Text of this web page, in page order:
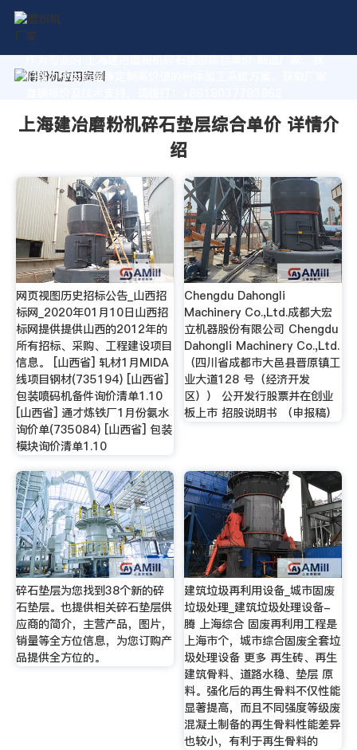
作为专业的 上海建冶磨粉机碎石垫层综合单价 制造厂家，我
们致力于为您量身定制高价值的粉体加工系统方案。获取厂家
上海建冶磨粉机碎石垫层综合单价 详情介
绍
网页视图历史招标公告_山西招
标网_2020年01月10日山西招
标网提供提供山西的2012年的
所有招标、采购、工程建设项目
信息。 [山西省] 轧材1月MIDA
线项目钢材(735194) [山西省]
包装喷码机备件询价清单1.10
[山西省] 通才炼铁厂1月份氨水
询价单(735084) [山西省] 包装
模块询价清单1.10
Chengdu Dahongli
Machinery Co.,Ltd.成都大宏
立机器股份有限公司 Chengdu
Dahongli Machinery Co.,Ltd.
（四川省成都市大邑县晋原镇工
业大道128 号（经济开发
区）） 公开发行股票并在创业
板上市 招股说明书 （申报稿）
碎石垫层为您找到38个新的碎
石垫层。也提供相关碎石垫层供
应商的简介，主营产品，图片，
销量等全方位信息，为您订购产
品提供全方位的。
建筑垃圾再利用设备_城市固废
垃圾处理_建筑垃圾处理设备-
腾 上海综合 固废再利用工程是
上海市个，城市综合固废全套垃
圾处理设备 更多 再生砖、再生
建筑骨料、道路水稳、垫层 原
料。强化后的再生骨料不仅性能
显著提高，而且不同强度等级废
混凝土制备的再生骨料性能差异
也较小，有利于再生骨料的